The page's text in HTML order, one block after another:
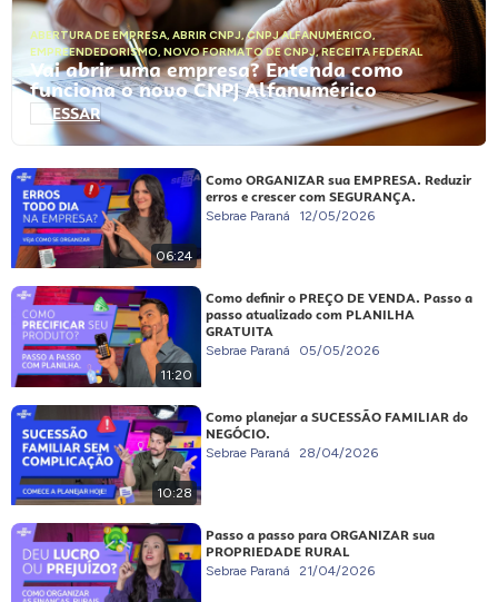
ABERTURA DE EMPRESA, ABRIR CNPJ,CNPJ ALFANUMÉRICO,
EMPREENDEDORISMO, NOVO FORMATO DE CNPJ,RECEITA FEDERAL
Vai abrir uma empresa? Entenda como
funciona o novo CNPJ Alfanumérico
ACESSAR
06:24
Como ORGANIZAR sua EMPRESA. Reduzir
erros e crescer com SEGURANÇA.
Sebrae Paraná 12/05/2026
11:20
Como definir o PREÇO DE VENDA. Passo a
passo atualizado com PLANILHA
GRATUITA
Sebrae Paraná 05/05/2026
10:28
Como planejar a SUCESSÃO FAMILIAR do
NEGÓCIO.
Sebrae Paraná 28/04/2026
Passo a passo para ORGANIZAR sua
PROPRIEDADE RURAL
Sebrae Paraná 21/04/2026